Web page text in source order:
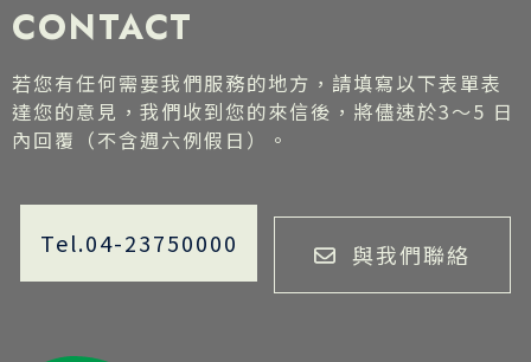
CONTACT
若您有任何需要我們服務的地方，請填寫以下表單表
達您的意見，我們收到您的來信後，將儘速於3～5 日
內回覆（不含週六例假日）。
Tel.04-23750000 與我們聯絡